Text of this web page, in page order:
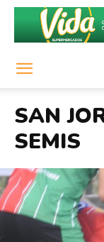
SAN
SEMIS